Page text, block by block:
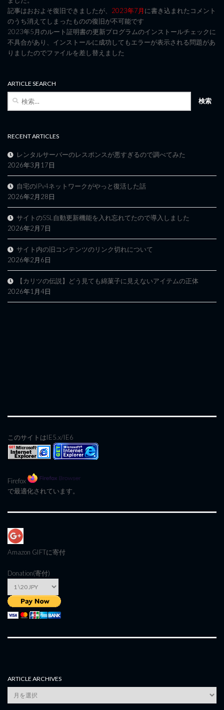
記事はおおよそ復旧できましたが、 2023年7月に書き込まれたコメント
のうち消えてしまったものの復旧が不可能です
2023年5月のルート証明書の更新プログラムのインストールチェックに
不具合があり、インストールに成功してもエラーが表示される問題があ
りましたのでファイルを差し替えました
ARTICLE SEARCH
RECENT ARTICLES
レンタルサーバーのレスポンスが悪すぎるので調べてみた
2026年3月17日
自宅のIPv4ネットワークがやっと復活した話
2026年2月28日
サイトのSSL自動更新機能を入れ忘れてたので導入しました
2026年2月7日
サイト内の旧コンテンツのリンク切れについて
2026年2月6日
【カリツの伝説】どう見ても綿菓子に見えないアイテムの正体
2026年1月4日
このサイトはIE5.x/IE6
Firefox
で最適化されています。
Amazon GIFTに寄付
Donation(寄付)
ARTICLE ARCHIVES
Article
Archives